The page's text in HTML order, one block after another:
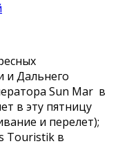
и Дальнего
Sun Mar в
в эту пятницу
и перелет);
Touristik в